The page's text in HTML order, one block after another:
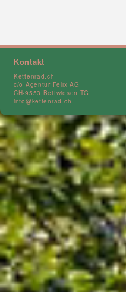
Kontakt
Kettenrad.ch
c/o Agentur Felix AG
CH-9553 Bettwiesen TG
info@kettenrad.ch